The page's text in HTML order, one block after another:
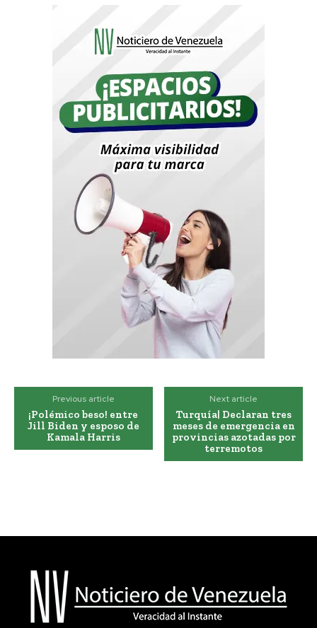
Previous article
¡Polémico beso! entre
Jill Biden y esposo de
Kamala Harris
Next article
Turquía| Declaran tres
meses de emergencia en
provincias azotadas por
terremotos